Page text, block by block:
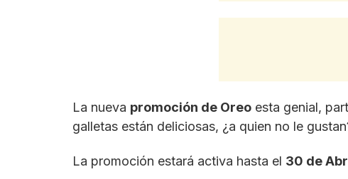
La nueva promoción de Oreo esta genial,
galletas están deliciosas, ¿a quien no le
La promoción estará activa hasta el 30 de